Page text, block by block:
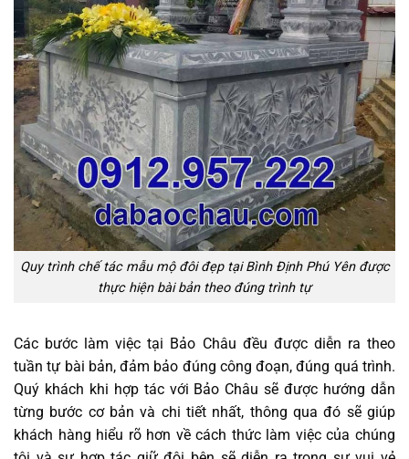
Quy trình chế tác mẫu mộ đôi đẹp tại Bình Định Phú Yên được
thực hiện bài bản theo đúng trình tự
Các bước làm việc tại Bảo Châu đều được diễn ra theo
tuần tự bài bản, đảm bảo đúng công đoạn, đúng quá trình.
Quý khách khi hợp tác với Bảo Châu sẽ được hướng dẫn
từng bước cơ bản và chi tiết nhất, thông qua đó sẽ giúp
khách hàng hiểu rõ hơn về cách thức làm việc của chúng